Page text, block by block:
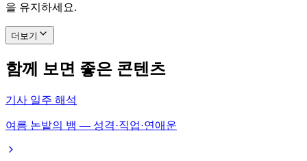
을 유지하세요.
더보기
함께 보면 좋은 콘텐츠
기사 일주 해석
여름 논밭의 뱀 — 성격·직업·연애운